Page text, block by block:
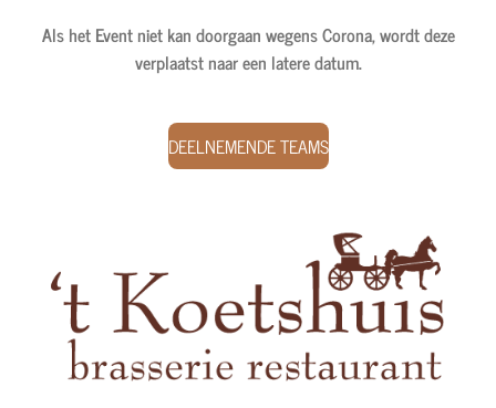
Als het Event niet kan doorgaan wegens Corona, wordt deze
verplaatst naar een latere datum.
DEELNEMENDE TEAMS